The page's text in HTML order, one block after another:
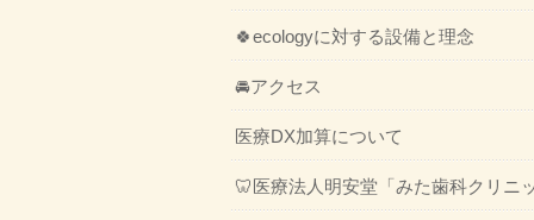
🍀ecologyに対する設備と理念
🚘アクセス
医療DX加算について
🦷医療法人明安堂「みた歯科クリニ